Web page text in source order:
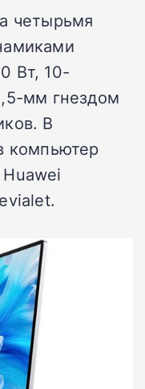
четырьмя
Вт, 10-
мм гнездом
В
компьютер